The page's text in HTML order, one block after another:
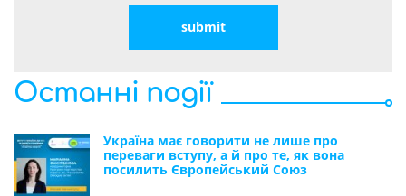
Останні події
Україна має говорити не лише про
переваги вступу, а й про те, як вона
посилить Європейський Союз